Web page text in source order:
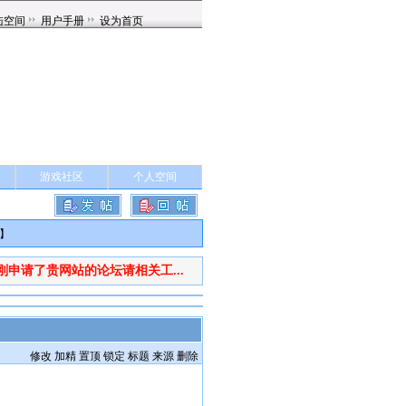
游戏社区 个人空间
申请了贵网站的论坛请相关工...
修改 加精 置顶 锁定 标题 来源 删除